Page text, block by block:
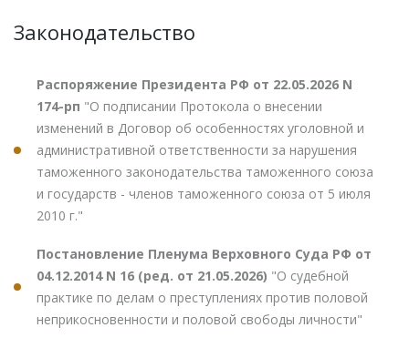
Законодательство
Распоряжение Президента РФ от 22.05.2026 N
174-рп "О подписании Протокола о внесении
изменений в Договор об особенностях уголовной и
административной ответственности за нарушения
таможенного законодательства таможенного союза
и государств - членов таможенного союза от 5 июля
2010 г."
Постановление Пленума Верховного Суда РФ от
04.12.2014 N 16 (ред. от 21.05.2026) "О судебной
практике по делам о преступлениях против половой
неприкосновенности и половой свободы личности"